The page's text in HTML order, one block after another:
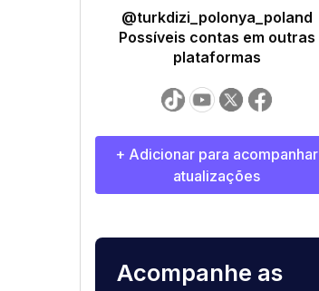
@turkdizi_polonya_poland
Possíveis contas em outras
plataformas
+ Adicionar para acompanhar
atualizações
Acompanhe as